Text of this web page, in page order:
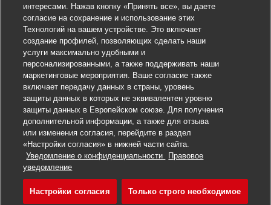
Откликнуться на вакансию
Сохранить вакансию AUXILIAR LOGÍSTICO
интересами. Нажав кнопку «Принять все», вы даете
согласие на сохранение и использование этих
Технологий на вашем устройстве. Это включает
создание профилей, позволяющих сделать наши
услуги максимально удобными и
персонализированными, а также поддерживать наши
маркетинговые мероприятия. Ваше согласие также
включает передачу данных в страны, уровень
защиты данных в которых не эквивалентен уровню
защиты данных в Европейском союзе. Для получения
дополнительной информации, а также для отзыва
или изменения согласия, перейдите в раздел
«Настройки согласия» в нижней части сайта.
Уведомление о конфиденциальности
Правовое
уведомление
Настройки согласия Только строго необходимое